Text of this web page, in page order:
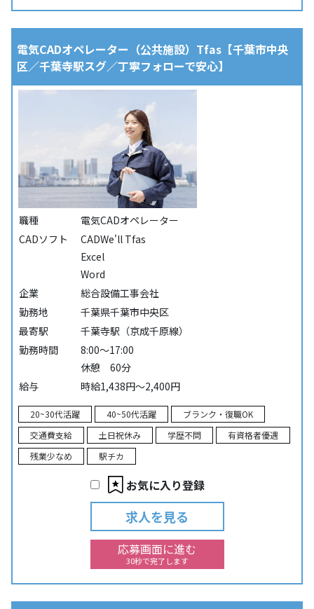
電気CADオペレーター（公共施設）Tfas【千葉市中央
区／千葉寺駅スグ／丁寧フォローで安心】
職種
電気CADオペレーター
CADソフト
CADWe'll Tfas
Excel
Word
企業
総合設備工事会社
勤務地
千葉県千葉市中央区
最寄駅
千葉寺駅（京成千原線）
勤務時間
8:00～17:00
休憩 60分
給与
時給1,438円～2,400円
20~30代活躍 40~50代活躍
ブランク・復職OK
交通費支給
土日祝休み 学歴不問
有資格者優遇
残業少なめ
駅チカ
お気に入り登録
求人を見る
応募画面に進む
30秒で完了します